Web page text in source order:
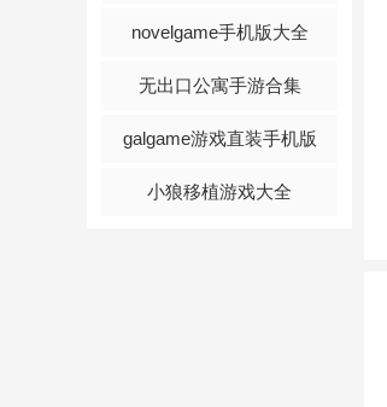
novelgame手机版大全
无出口公寓手游合集
galgame游戏直装手机版
小狼移植游戏大全